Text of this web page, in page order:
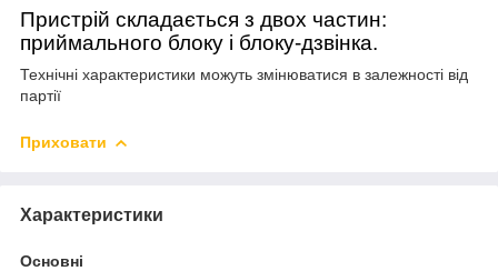
Пристрій складається з двох частин:
приймального блоку і блоку-дзвінка.
Технічні характеристики можуть змінюватися в залежності від
партії
Приховати
Характеристики
Основні